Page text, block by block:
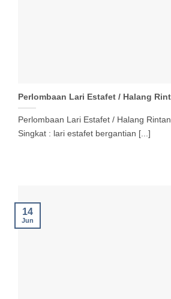
Perlombaan Lari Estafet / Halang
Perlombaan Lari Estafet / Halang
Singkat : lari estafet bergantian [...]
14
Jun